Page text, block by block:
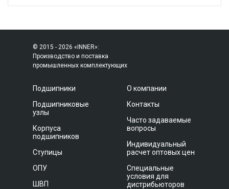
© 2015 - 2026 «INNER»:
Производство и поставка
промышленных комплектующих
Подшипники
Подшипниковые
узлы
Корпуса
подшипников
Ступицы
ОПУ
ШВП
О компании
Контакты
Часто задаваемые
вопросы
Индивидуальный
расчет оптовых цен
Специальные
условия для
дистрибьюторов